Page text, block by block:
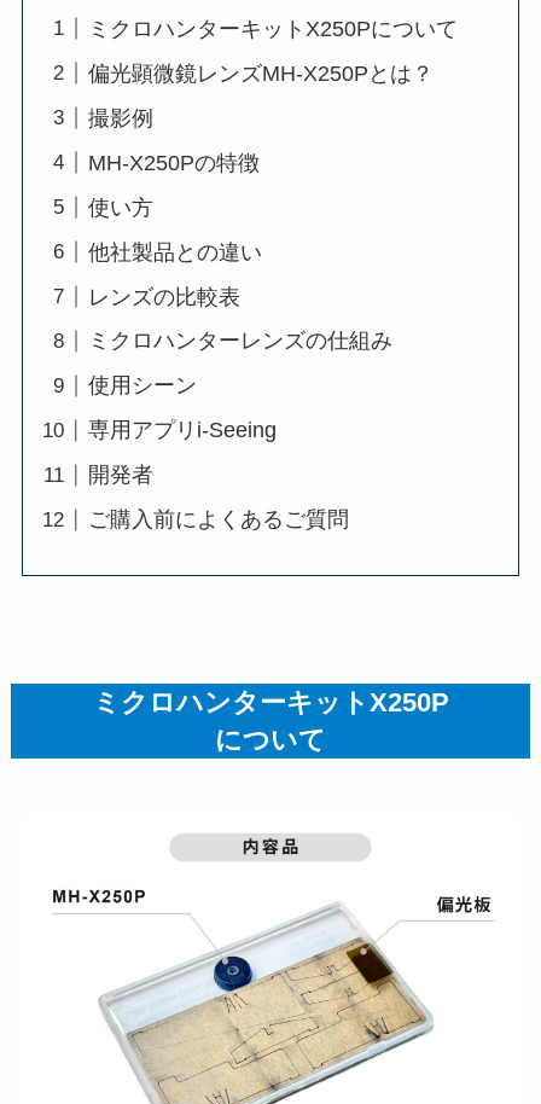
ミクロハンターキットX250Pについて
偏光顕微鏡レンズMH-X250Pとは？
撮影例
MH-X250Pの特徴
使い方
他社製品との違い
レンズの比較表
ミクロハンターレンズの仕組み
使用シーン
専用アプリi-Seeing
開発者
ご購入前によくあるご質問
ミクロハンターキットX250P
について